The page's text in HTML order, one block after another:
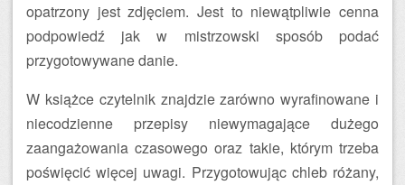
opatrzony jest zdjęciem. Jest to niewątpliwie cenna
podpowiedź jak w mistrzowski sposób podać
przygotowywane danie.
W książce czytelnik znajdzie zarówno wyrafinowane i
niecodzienne przepisy niewymagające dużego
zaangażowania czasowego oraz takie, którym trzeba
poświęcić więcej uwagi. Przygotowując chleb różany,